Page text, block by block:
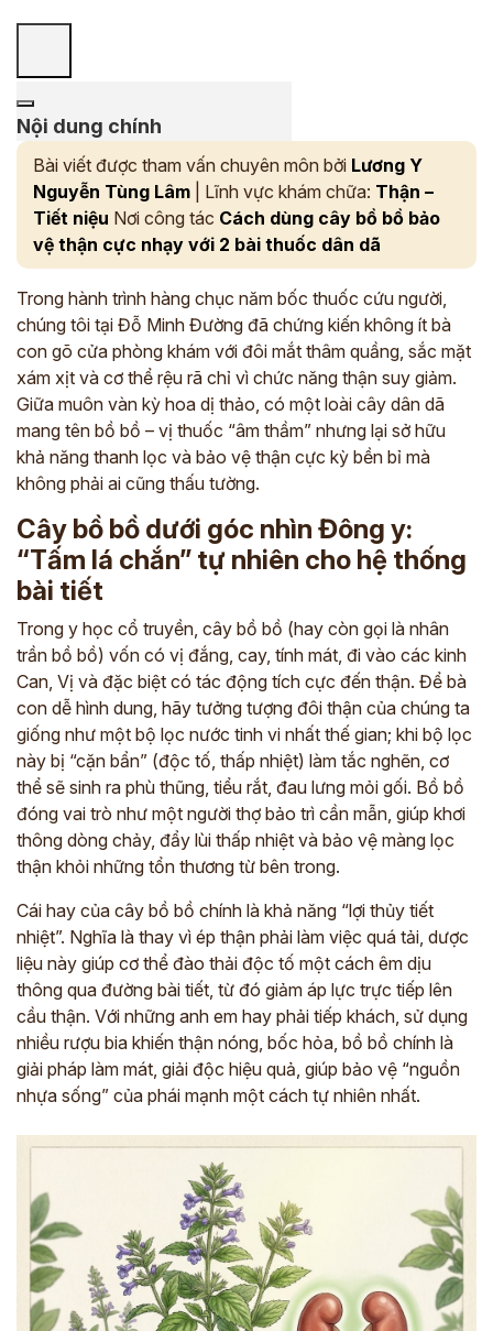
Nội dung chính
Bài viết được tham vấn chuyên môn bởi Lương Y
Nguyễn Tùng Lâm | Lĩnh vực khám chữa: Thận –
Tiết niệu Nơi công tác Cách dùng cây bồ bồ bảo
vệ thận cực nhạy với 2 bài thuốc dân dã
Trong hành trình hàng chục năm bốc thuốc cứu người,
chúng tôi tại Đỗ Minh Đường đã chứng kiến không ít bà
con gõ cửa phòng khám với đôi mắt thâm quầng, sắc mặt
xám xịt và cơ thể rệu rã chỉ vì chức năng thận suy giảm.
Giữa muôn vàn kỳ hoa dị thảo, có một loài cây dân dã
mang tên bồ bồ – vị thuốc “âm thầm” nhưng lại sở hữu
khả năng thanh lọc và bảo vệ thận cực kỳ bền bỉ mà
không phải ai cũng thấu tường.
Cây bồ bồ dưới góc nhìn Đông y:
“Tấm lá chắn” tự nhiên cho hệ thống
bài tiết
Trong y học cổ truyền, cây bồ bồ (hay còn gọi là nhân
trần bồ bồ) vốn có vị đắng, cay, tính mát, đi vào các kinh
Can, Vị và đặc biệt có tác động tích cực đến thận. Để bà
con dễ hình dung, hãy tưởng tượng đôi thận của chúng ta
giống như một bộ lọc nước tinh vi nhất thế gian; khi bộ lọc
này bị “cặn bẩn” (độc tố, thấp nhiệt) làm tắc nghẽn, cơ
thể sẽ sinh ra phù thũng, tiểu rắt, đau lưng mỏi gối. Bồ bồ
đóng vai trò như một người thợ bảo trì cần mẫn, giúp khơi
thông dòng chảy, đẩy lùi thấp nhiệt và bảo vệ màng lọc
thận khỏi những tổn thương từ bên trong.
Cái hay của cây bồ bồ chính là khả năng “lợi thủy tiết
nhiệt”. Nghĩa là thay vì ép thận phải làm việc quá tải, dược
liệu này giúp cơ thể đào thải độc tố một cách êm dịu
thông qua đường bài tiết, từ đó giảm áp lực trực tiếp lên
cầu thận. Với những anh em hay phải tiếp khách, sử dụng
nhiều rượu bia khiến thận nóng, bốc hỏa, bồ bồ chính là
giải pháp làm mát, giải độc hiệu quả, giúp bảo vệ “nguồn
nhựa sống” của phái mạnh một cách tự nhiên nhất.